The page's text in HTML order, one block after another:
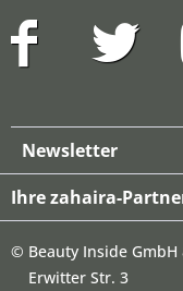
Newsletter
Ihre zahaira-
© Beauty Inside GmbH
Erwitter Str. 3